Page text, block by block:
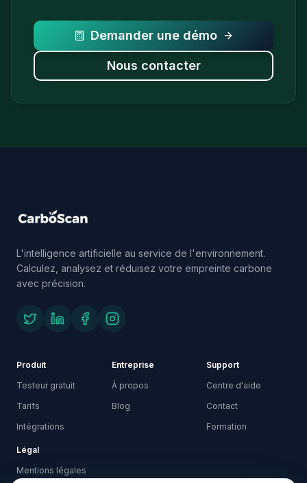
Demander une démo
Nous contacter
L'intelligence artificielle au service de l'environnement.
Calculez, analysez et réduisez votre empreinte carbone
avec précision.
Produit
Testeur gratuit
Tarifs
Intégrations
Entreprise
À propos
Blog
Support
Centre d'aide
Contact
Formation
Légal
Mentions légales